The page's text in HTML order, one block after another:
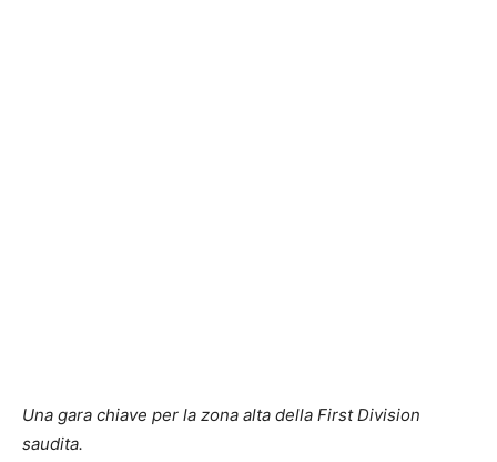
Una gara chiave per la zona alta della First Division
saudita.